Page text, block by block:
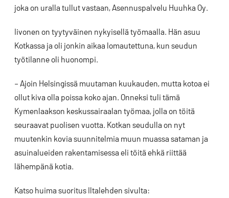
joka on uralla tullut vastaan, Asennuspalvelu Huuhka Oy.
Iivonen on tyytyväinen nykyisellä työmaalla. Hän asuu
Kotkassa ja oli jonkin aikaa lomautettuna, kun seudun
työtilanne oli huonompi.
– Ajoin Helsingissä muutaman kuukauden, mutta kotoa ei
ollut kiva olla poissa koko ajan. Onneksi tuli tämä
Kymenlaakson keskussairaalan työmaa, jolla on töitä
seuraavat puolisen vuotta. Kotkan seudulla on nyt
muutenkin kovia suunnitelmia muun muassa sataman ja
asuinalueiden rakentamisessa eli töitä ehkä riittää
lähempänä kotia.
Katso huima suoritus Iltalehden sivulta: